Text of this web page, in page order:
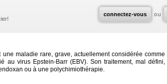
connectez-vous ou
une maladie rare, grave, actuellement considérée
au virus Epstein-Barr (EBV). Son traitement, mal
ou à une polychimiothérapie.